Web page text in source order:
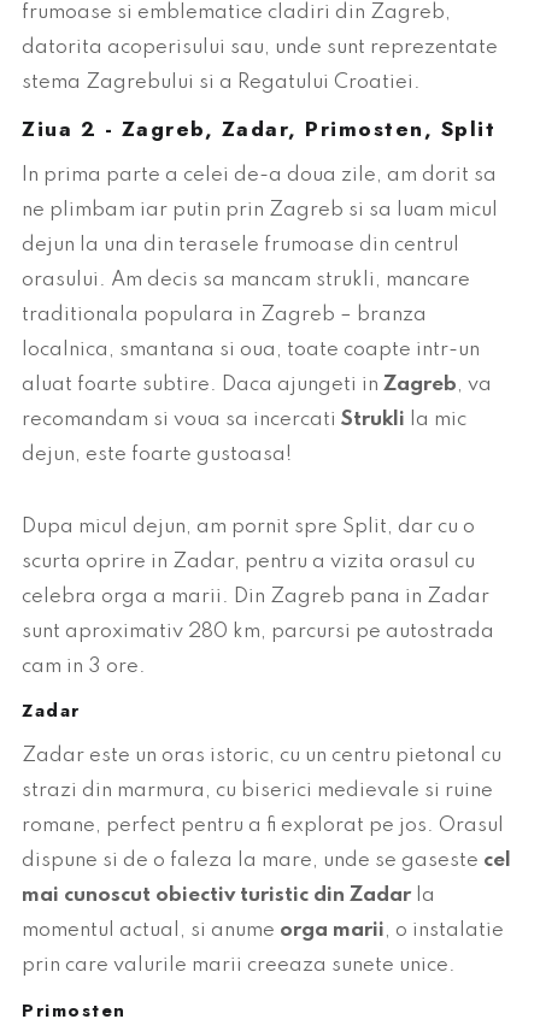
frumoase si emblematice cladiri din Zagreb,
datorita acoperisului sau, unde sunt reprezentate
stema Zagrebului si a Regatului Croatiei.
Ziua 2 - Zagreb, Zadar, Primosten, Split
In prima parte a celei de-a doua zile, am dorit sa
ne plimbam iar putin prin Zagreb si sa luam micul
dejun la una din terasele frumoase din centrul
orasului. Am decis sa mancam strukli, mancare
traditionala populara in Zagreb – branza
localnica, smantana si oua, toate coapte intr-un
aluat foarte subtire. Daca ajungeti in Zagreb, va
recomandam si voua sa incercati Strukli la mic
dejun, este foarte gustoasa!
Dupa micul dejun, am pornit spre Split, dar cu o
scurta oprire in Zadar, pentru a vizita orasul cu
celebra orga a marii. Din Zagreb pana in Zadar
sunt aproximativ 280 km, parcursi pe autostrada
cam in 3 ore.
Zadar
Zadar este un oras istoric, cu un centru pietonal cu
strazi din marmura, cu biserici medievale si ruine
romane, perfect pentru a fi explorat pe jos. Orasul
dispune si de o faleza la mare, unde se gaseste cel
mai cunoscut obiectiv turistic din Zadar la
momentul actual, si anume orga marii, o instalatie
prin care valurile marii creeaza sunete unice.
Primosten